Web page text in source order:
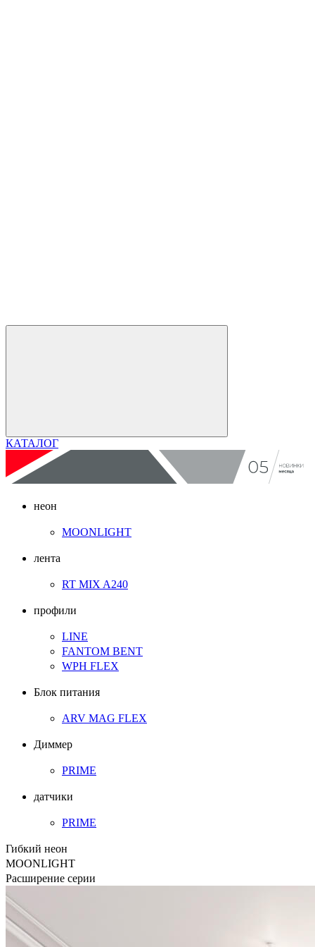
КАТАЛОГ
неон
MOONLIGHT
лента
RT MIX A240
профили
LINE
FANTOM BENT
WPH FLEX
Блок питания
ARV MAG FLEX
Диммер
PRIME
датчики
PRIME
Гибкий неон
MOONLIGHT
Расширение серии